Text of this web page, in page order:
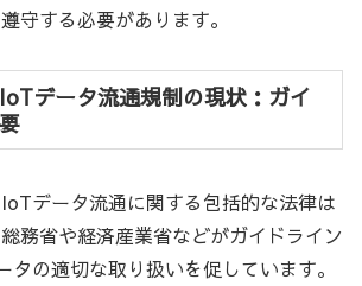
守する必要があります。
データ流通規制の現状：ガイ
データ流通に関する包括的な法律は
務省や経済産業省などがガイドライン
タの適切な取り扱いを促しています。